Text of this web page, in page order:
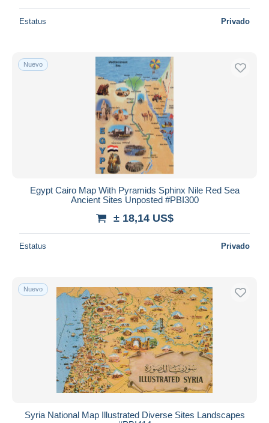
Estatus Privado
Nuevo
Egypt Cairo Map With Pyramids Sphinx Nile Red Sea
Ancient Sites Unposted #PBI300
± 18,14 US$
Estatus Privado
Nuevo
Syria National Map Illustrated Diverse Sites Landscapes